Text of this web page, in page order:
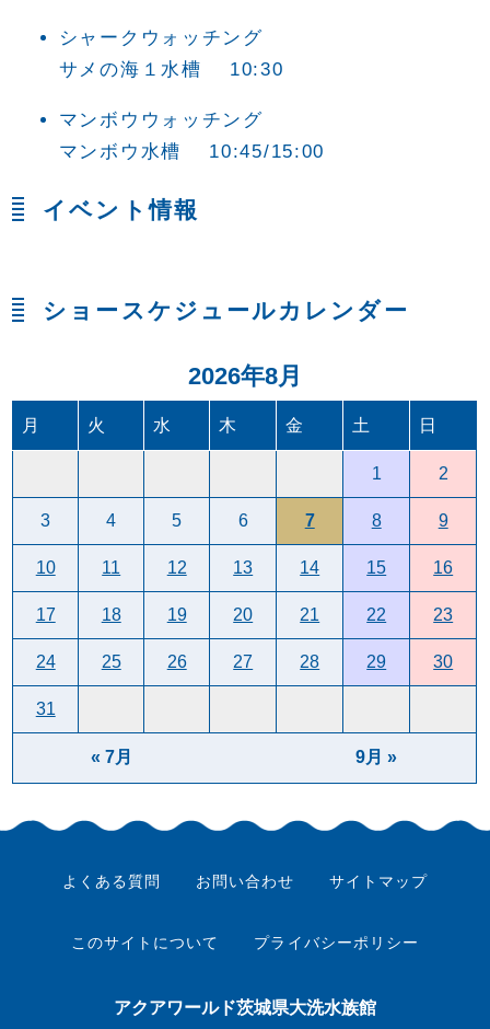
シャークウォッチング
サメの海１水槽 10:30
マンボウウォッチング
マンボウ水槽 10:45/15:00
イベント情報
ショースケジュールカレンダー
2026年8月
月 火 水 木 金 土 日
1 2
3 4 5 6 7 8 9
10 11 12 13 14 15 16
17 18 19 20 21 22 23
24 25 26 27 28 29 30
31
« 7月 9月 »
よくある質問 お問い合わせ サイトマップ
このサイトについて プライバシーポリシー
アクアワールド茨城県大洗水族館